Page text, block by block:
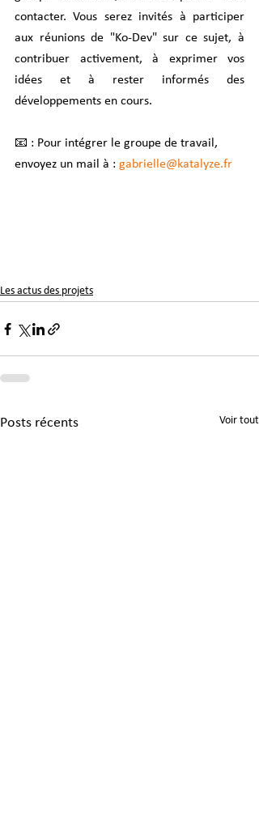
contacter. Vous serez invités à participer
aux réunions de "Ko-Dev" sur ce sujet, à
contribuer activement, à exprimer vos
idées et à rester informés des
développements en cours.
📧 : Pour intégrer le groupe de travail,
envoyez un mail à : gabrielle@katalyze.fr
Les actus des projets
Posts récents Voir tout